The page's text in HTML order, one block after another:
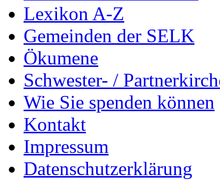
Lexikon A-Z
Gemeinden der SELK
Ökumene
Schwester- /
Wie Sie spenden können
Kontakt
Impressum
Datenschutzerklärung